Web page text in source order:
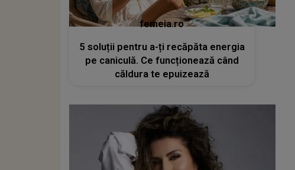
femeia.ro
5 soluții pentru a-ți recăpăta energia
pe caniculă. Ce funcționează când
căldura te epuizează